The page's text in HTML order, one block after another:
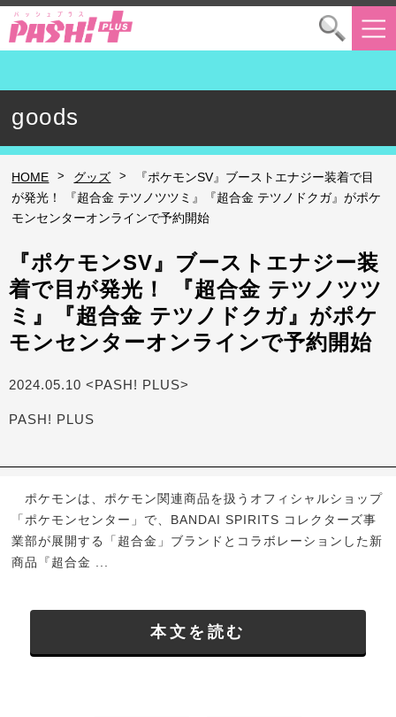
goods
HOME > グッズ >
『ポケモンSV』ブーストエナジー装着で目
が発光！ 『超合金 テツノツツミ』『超合金 テツノドクガ』がポケ
モンセンターオンラインで予約開始
『ポケモンSV』ブーストエナジー装
着で目が発光！ 『超合金 テツノツツ
ミ』『超合金 テツノドクガ』がポケ
モンセンターオンラインで予約開始
2024.05.10 <PASH! PLUS>
PASH! PLUS
ポケモンは、ポケモン関連商品を扱うオフィシャルショップ
「ポケモンセンター」で、BANDAI SPIRITS コレクターズ事
業部が展開する「超合金」ブランドとコラボレーションした新
商品『超合金 ...
本文を読む